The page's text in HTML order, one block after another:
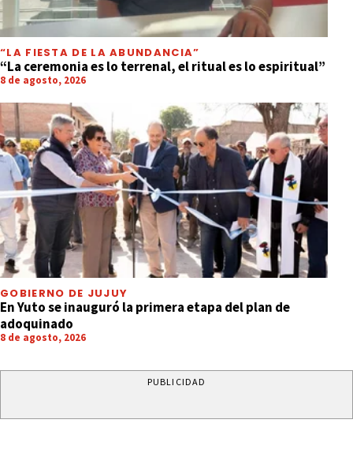
“LA FIESTA DE LA ABUNDANCIA”
“La ceremonia es lo terrenal, el ritual es lo espiritual”
8 de agosto, 2026
GOBIERNO DE JUJUY
En Yuto se inauguró la primera etapa del plan de
adoquinado
8 de agosto, 2026
PUBLICIDAD